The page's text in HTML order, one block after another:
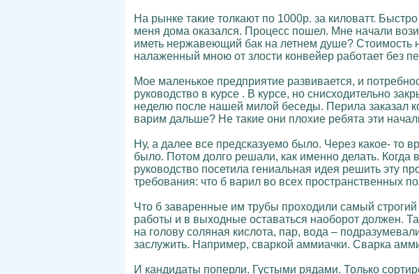
На рынке такие толкают по 1000р. за киловатт.
меня дома оказался. Процесс пошел. Мне начали
иметь нержавеющий бак на летнем душе? Стоимость
налаженный мною от злости конвейер работает без
Мое маленькое предприятие развивается, и
руководство в курсе . В курсе, но снисходительно
неделю после нашей милой беседы. Перила заказал
варим дальше? Не такие они плохие ребята эти
Ну, а далее все предсказуемо было. Через какое- то
было. Потом долго решали, как именно делать.
руководство посетила гениальная идея решить эту
требования: что б варил во всех пространственных
Что б заваренные им трубы проходили самый
работы и в выходные оставаться наоборот должен.
на голову соляная кислота, пар, вода –
заслужить. Например, сваркой аммиачки. Сварка
И кандидаты поперли. Густыми рядами. Только